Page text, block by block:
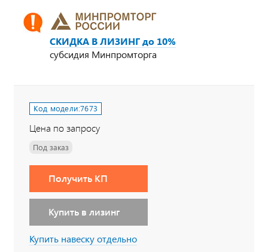
СКИДКА В ЛИЗИНГ до 10%
субсидия Минпромторга
Код модели:7673
Цена по запросу
Под заказ
Получить КП
Купить в лизинг
Купить навеску отдельно